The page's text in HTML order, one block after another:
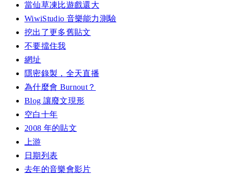
當仙草凍比遊戲還大
WiwiStudio 音樂能力測驗
挖出了更多舊貼文
不要擋住我
網址
隱密錄製，全天直播
為什麼會 Burnout？
Blog 讓廢文現形
空白十年
2008 年的貼文
上游
日期列表
去年的音樂會影片